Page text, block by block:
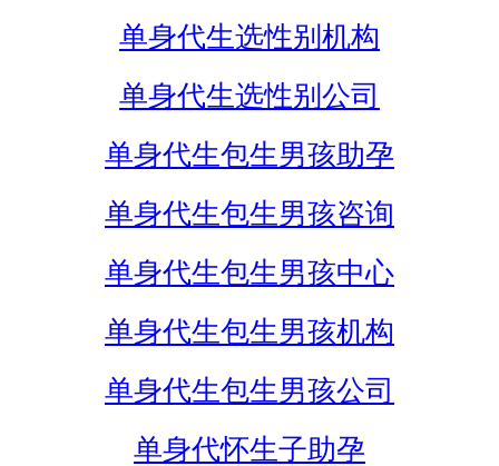
单身代生选性别机构
单身代生选性别公司
单身代生包生男孩助孕
单身代生包生男孩咨询
单身代生包生男孩中心
单身代生包生男孩机构
单身代生包生男孩公司
单身代怀生子助孕